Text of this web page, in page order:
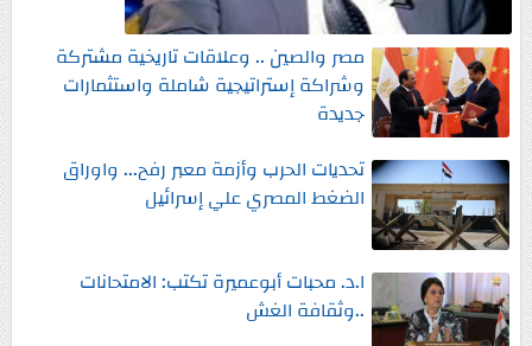
مصر والصين .. وعلاقات تاريخية مشتركة
وشراكة إستراتيجية شاملة واستثمارات
جديدة
تحديات الحرب وأزمة معبر رفح... واوراق
الضغط المصري علي إسرائيل
ا.د. محبات أبوعميرة تكتب: الامتحانات
..وثقافة الغش